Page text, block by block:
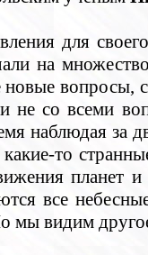
для
на
вопросы,
не со всеми
наблюдая за
то
планет и
все
мы видим